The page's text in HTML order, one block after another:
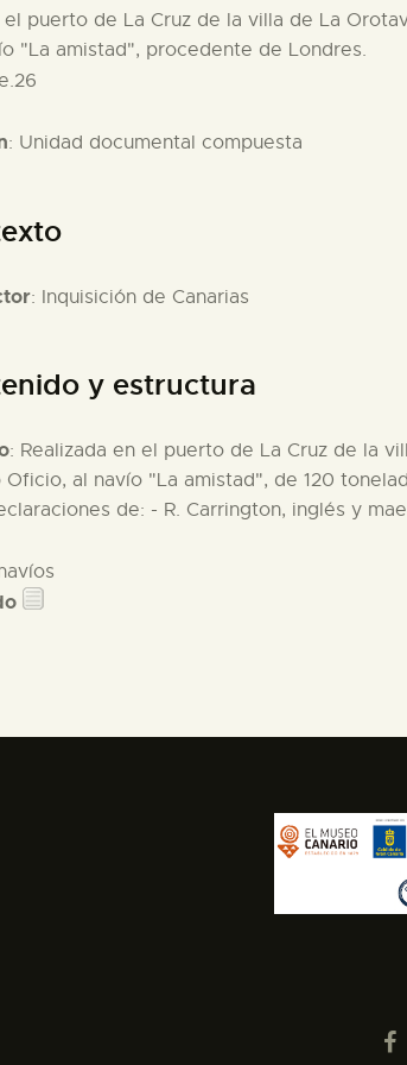
el puerto de La Cruz de la villa de La
"La amistad", procedente de Londres.
: Unidad documental compuesta
: Inquisición de Canarias
y estructura
: Realizada en el puerto de La Cruz de la
al navío "La amistad", de 120
de: - R. Carrington, inglés y